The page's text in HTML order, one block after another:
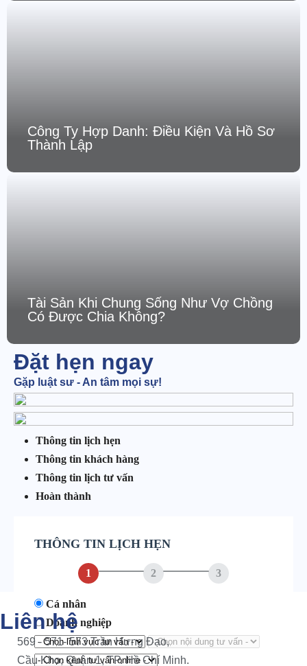
Công Ty Hợp Danh: Điều Kiện Và Hồ Sơ
Thành Lập
Tài Sản Khi Chung Sống Như Vợ Chồng
Có Được Chia Không?
Đặt hẹn ngay
Gặp luật sư - An tâm mọi sự!
Thông tin lịch hẹn
Thông tin khách hàng
Thông tin lịch tư vấn
Hoàn thành
THÔNG TIN LỊCH HẸN
1 2 3
Cá nhân
Doanh nghiệp
Liên hệ
569 - 571- 573 Trần Hưng Đạo,
Cầu Kho, Quận 1, TP. Hồ Chí Minh.